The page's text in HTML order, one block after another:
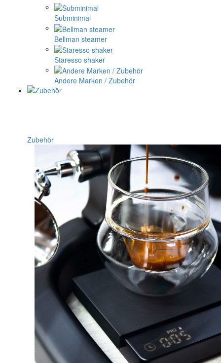
Subminimal
Bellman steamer
Staresso shaker
Andere Marken / Zubehör
Zubehör